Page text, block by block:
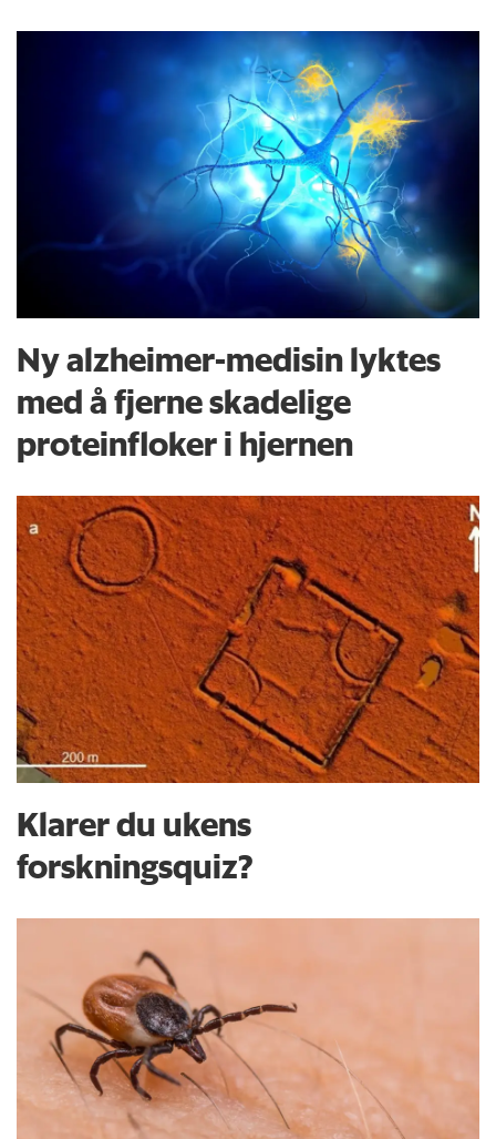
Ny alzheimer-medisin lyktes
med å fjerne skadelige
proteinfloker i hjernen
Klarer du ukens
forskningsquiz?